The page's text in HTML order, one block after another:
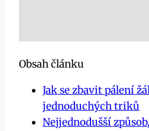
Obsah článku
Jak se zbavit pálení
jednoduchých triků
Nejjednodušší